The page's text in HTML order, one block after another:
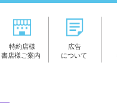
特約店様
書店様ご案内
広告
について